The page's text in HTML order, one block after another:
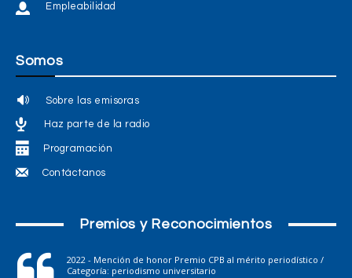
Empleabilidad
Somos
Sobre las emisoras
Haz parte de la radio
Programación
Contáctanos
Premios y Reconocimientos
2022 - Mención de honor Premio CPB al mérito periodístico /
Categoría: periodismo universitario